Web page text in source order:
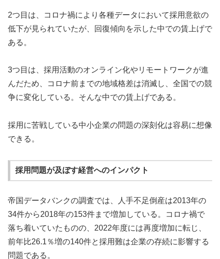
2つ目は、コロナ禍により各種データにおいて採用意欲の
低下が見られていたが、回復傾向を示した中での賃上げで
ある。
3つ目は、採用活動のオンライン化やリモートワークが進
んだため、コロナ前までの地域格差は消滅し、全国での競
争に変化している。そんな中での賃上げである。
採用に苦戦している中小企業の問題の深刻化は容易に想像
できる。
採用問題が及ぼす経営へのインパクト
帝国データバンクの調査では、人手不足倒産は2013年の
34件から2018年の153件まで増加している。コロナ禍で
落ち着いていたものの、2022年度には再度増加に転じ、
前年比26.1％増の140件と採用難は企業の存続に影響する
問題である。